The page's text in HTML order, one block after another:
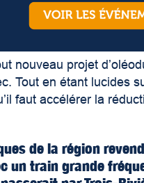
nouveau projet
Tout en étant lucides
faut accélérer la
de la région
un train grande